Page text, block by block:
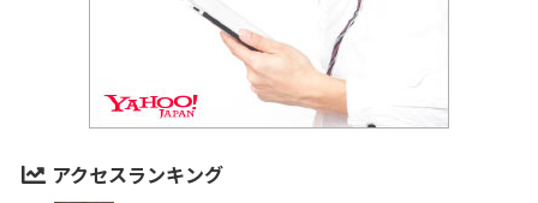
アクセスランキング